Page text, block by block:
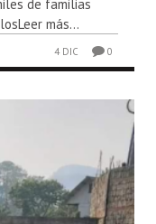
de familias
más...
4 DIC 0